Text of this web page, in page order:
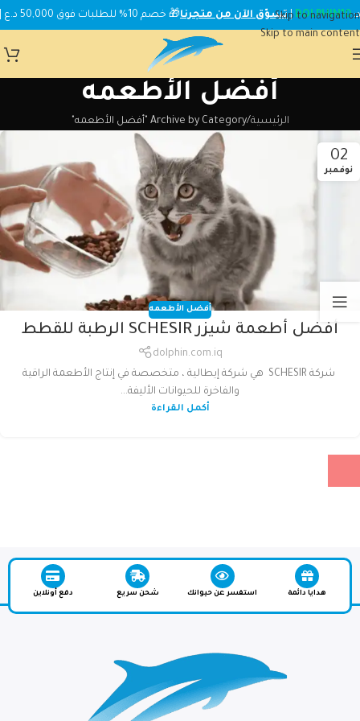
Skip to navigation
Skip to main content
DOLPHIN10
|تسوّق الآن من متجرنا🎁 خصم 10% للطلبات فوق 50,000 د.ع | استخدم الكود:
أفضل الأطعمه
الرئيسية Archive by Category "أفضل الأطعمه"
02
نوفمبر
أفضل الأطعمه
أفضل أطعمة شيزر SCHESIR الرطبة للقطط
dolphin.com.iq
شركة SCHESIR هي شركة إيطالية ، متخصصة في إنتاج الأطعمة الراقية
والفاخرة للحيوانات الأليفة...
أكمل القراءة
هدايا دائمة استفسر عن حيوانك شحن سريع دفع أونلاين